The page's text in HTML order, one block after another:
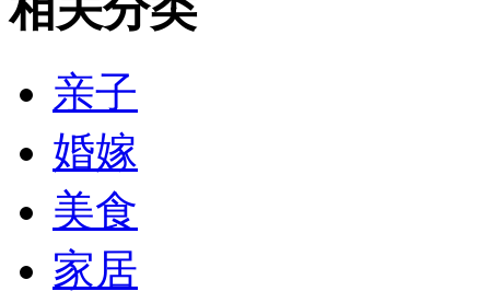
亲子
婚嫁
美食
家居